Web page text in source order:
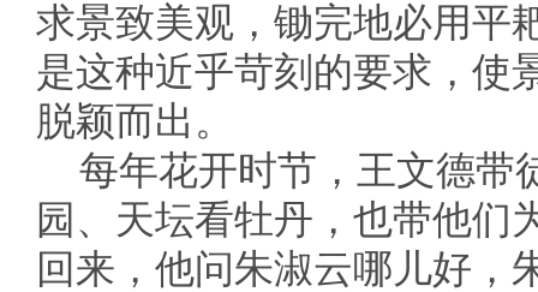
求景致美观，锄完地必用平
是这种近乎苛刻的要求，使
脱颖而出。
每年花开时节，王文德带
园、天坛看牡丹，也带他们
回来，他问朱淑云哪儿好，